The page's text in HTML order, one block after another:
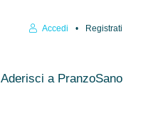
Accedi Registrati
Aderisci a PranzoSano